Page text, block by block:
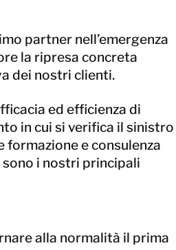
partner nell’emergenza
la ripresa concreta
dei nostri clienti.
ed efficienza di
in cui si verifica il sinistro
e consulenza
i nostri principali
alla normalità il prima